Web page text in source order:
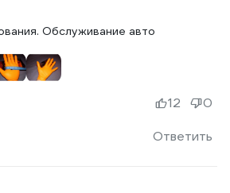
Обслуживание авто
Ответить
12 0